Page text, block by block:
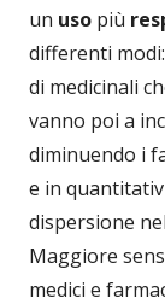
un uso più
differenti
di medicinali
vanno poi a
diminuendo i
e in
dispersione
Maggiore
medici e